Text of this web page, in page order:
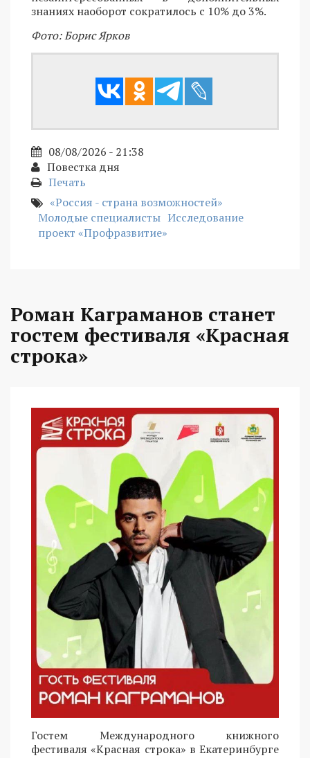
знаниях наоборот сократилось с 10% до 3%.
Фото: Борис Ярков
08/08/2026 - 21:38
Повестка дня
Печать
«Россия - страна возможностей»
Молодые специалисты Исследование
проект «Профразвитие»
Роман Каграманов станет
гостем фестиваля «Красная
строка»
Гостем Международного книжного
фестиваля «Красная строка» в Екатеринбурге